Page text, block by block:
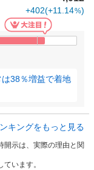
+402(+11.14%)
は38％増益で着地
キングをもっと見る
開示は、実際の理由と関
います。